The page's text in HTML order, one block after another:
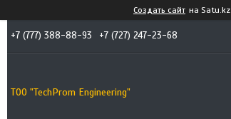
Создать сайт на Satu.kz
+7 (777) 388-88-93 +7 (727) 247-23-68
ТОО "TechProm Engineering"